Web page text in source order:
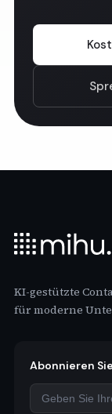
KI-gestützte
für moderne
Abonnieren